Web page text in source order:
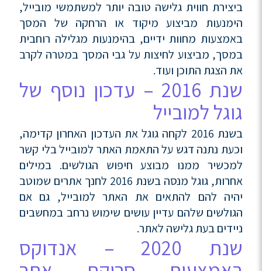
ביצירת חווית גלישה טובה יותר למשתמשי מובייל,
הימנעות מביצוע מיקוד או הרחקה של המסך
באמצעות מחוות ידיים, בהימנעות מגלילה רוחבית
במסך, מביצוע לחיצות על גבי המסך במטרה לקרב
את הצגת התוכן ועוד.
שנת 2016 – עדכון נוסף של
גוגל למובייל
בשנת 2016 לקחה גוגל את העדכון האחרון קדימה,
וכעת נתנה דגש על התאמת האתר למובייל בלי קשר
למכשיר ממנו מבוצע חיפוש הגולשים. במילים
אחרות, גוגל מנסה בשנת 2016 לחנך אתרים שמוטב
יהיה להם להתאים את האתר למובייל, גם אם
הגולשים שלהם עדיין עושים שימוש נרחב במחשבים
ניידים בעת גלישה לאתר.
שנת 2020 – אנדוקס